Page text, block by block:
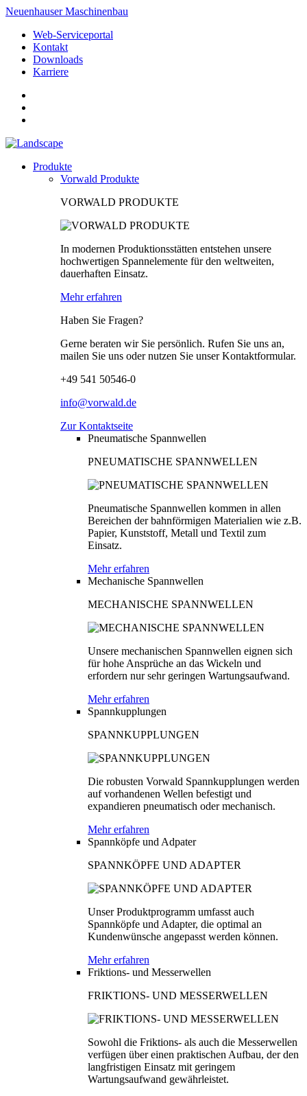
Neuenhauser Maschinenbau
Web-Serviceportal
Kontakt
Downloads
Karriere
Produkte
Vorwald Produkte
VORWALD PRODUKTE
In modernen Produktionsstätten entstehen unsere
hochwertigen Spannelemente für den weltweiten,
dauerhaften Einsatz.
Mehr erfahren
Haben Sie Fragen?
Gerne beraten wir Sie persönlich. Rufen Sie uns an,
mailen Sie uns oder nutzen Sie unser Kontaktformular.
+49 541 50546-0
info@vorwald.de
Zur Kontaktseite
Pneumatische Spannwellen
PNEUMATISCHE SPANNWELLEN
Pneumatische Spannwellen kommen in allen
Bereichen der bahnförmigen Materialien wie z.B.
Papier, Kunststoff, Metall und Textil zum
Einsatz.
Mehr erfahren
Mechanische Spannwellen
MECHANISCHE SPANNWELLEN
Unsere mechanischen Spannwellen eignen sich
für hohe Ansprüche an das Wickeln und
erfordern nur sehr geringen Wartungsaufwand.
Mehr erfahren
Spannkupplungen
SPANNKUPPLUNGEN
Die robusten Vorwald Spannkupplungen werden
auf vorhandenen Wellen befestigt und
expandieren pneumatisch oder mechanisch.
Mehr erfahren
Spannköpfe und Adpater
SPANNKÖPFE UND ADAPTER
Unser Produktprogramm umfasst auch
Spannköpfe und Adapter, die optimal an
Kundenwünsche angepasst werden können.
Mehr erfahren
Friktions- und Messerwellen
FRIKTIONS- UND MESSERWELLEN
Sowohl die Friktions- als auch die Messerwellen
verfügen über einen praktischen Aufbau, der den
langfristigen Einsatz mit geringem
Wartungsaufwand gewährleistet.